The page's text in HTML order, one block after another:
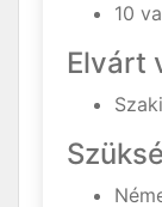
10
Elvárt